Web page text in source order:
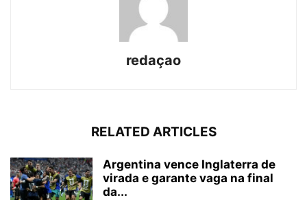
redaçao
RELATED ARTICLES
Argentina vence Inglaterra de
virada e garante vaga na final
da...